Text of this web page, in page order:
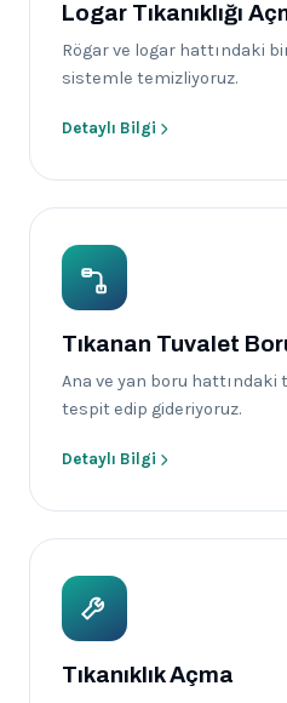
Logar Tıkanıklığı
Rögar ve logar hattındaki
sistemle temizliyoruz.
Detaylı Bilgi
Tıkanan Tuvalet
Ana ve yan boru hattındaki
tespit edip gideriyoruz.
Detaylı Bilgi
Tıkanıklık Açma